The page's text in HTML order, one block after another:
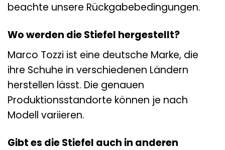
beachte unsere Rückgabebedingungen.
Wo werden die Stiefel hergestellt?
Marco Tozzi ist eine deutsche Marke, die
ihre Schuhe in verschiedenen Ländern
herstellen lässt. Die genauen
Produktionsstandorte können je nach
Modell variieren.
Gibt es die Stiefel auch in anderen